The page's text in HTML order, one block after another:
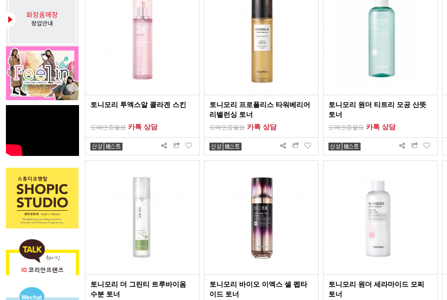
토니모리 투엑스알 콜라겐 스킨
도매인증필요 카톡 상담
토니모리 프로폴리스 타워베리어
리밸런싱 토너
도매인증필요 카톡 상담
토니모리 원더 티트리 모공 산뜻
토너
도매인증필요 카톡 상담
토니모리 더 그린티 트루바이옴
수분 토너
토니모리 바이오 이엑스 셀 펩타
이드 토너
토니모리 원더 세라마이드 모찌
토너